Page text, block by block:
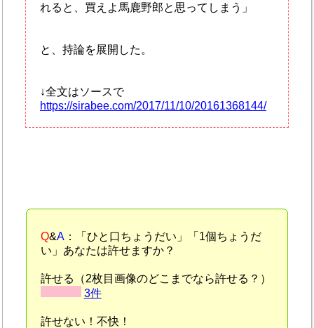
れると、買えよ馬鹿野郎と思ってしまう」
と、持論を展開した。
↓全文はソースで
https://sirabee.com/2017/11/10/20161368144/
Q&A：「ひと口ちょうだい」「1個ちょうだ
い」あなたは許せますか？
許せる（2枚目画像のどこまでなら許せる？）
3件
許せない！不快！